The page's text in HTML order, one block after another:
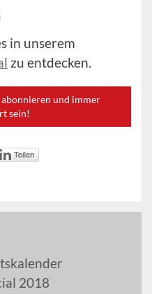
in unserem
zu entdecken.
und immer
sein!
2018